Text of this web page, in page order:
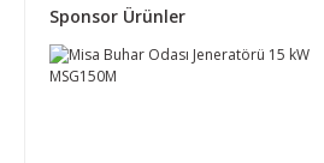
Sponsor Ürünler